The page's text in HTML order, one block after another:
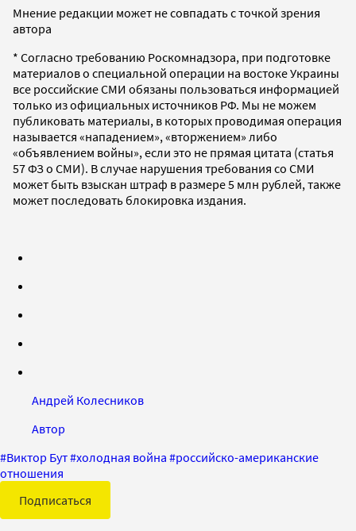
Мнение редакции может не совпадать с точкой зрения
автора
* Согласно требованию Роскомнадзора, при подготовке
материалов о специальной операции на востоке Украины
все российские СМИ обязаны пользоваться информацией
только из официальных источников РФ. Мы не можем
публиковать материалы, в которых проводимая операция
называется «нападением», «вторжением» либо
«объявлением войны», если это не прямая цитата (статья
57 ФЗ о СМИ). В случае нарушения требования со СМИ
может быть взыскан штраф в размере 5 млн рублей, также
может последовать блокировка издания.
Андрей Колесников
Автор
#Виктор Бут#холодная война #российско-американские
отношения
Подписаться